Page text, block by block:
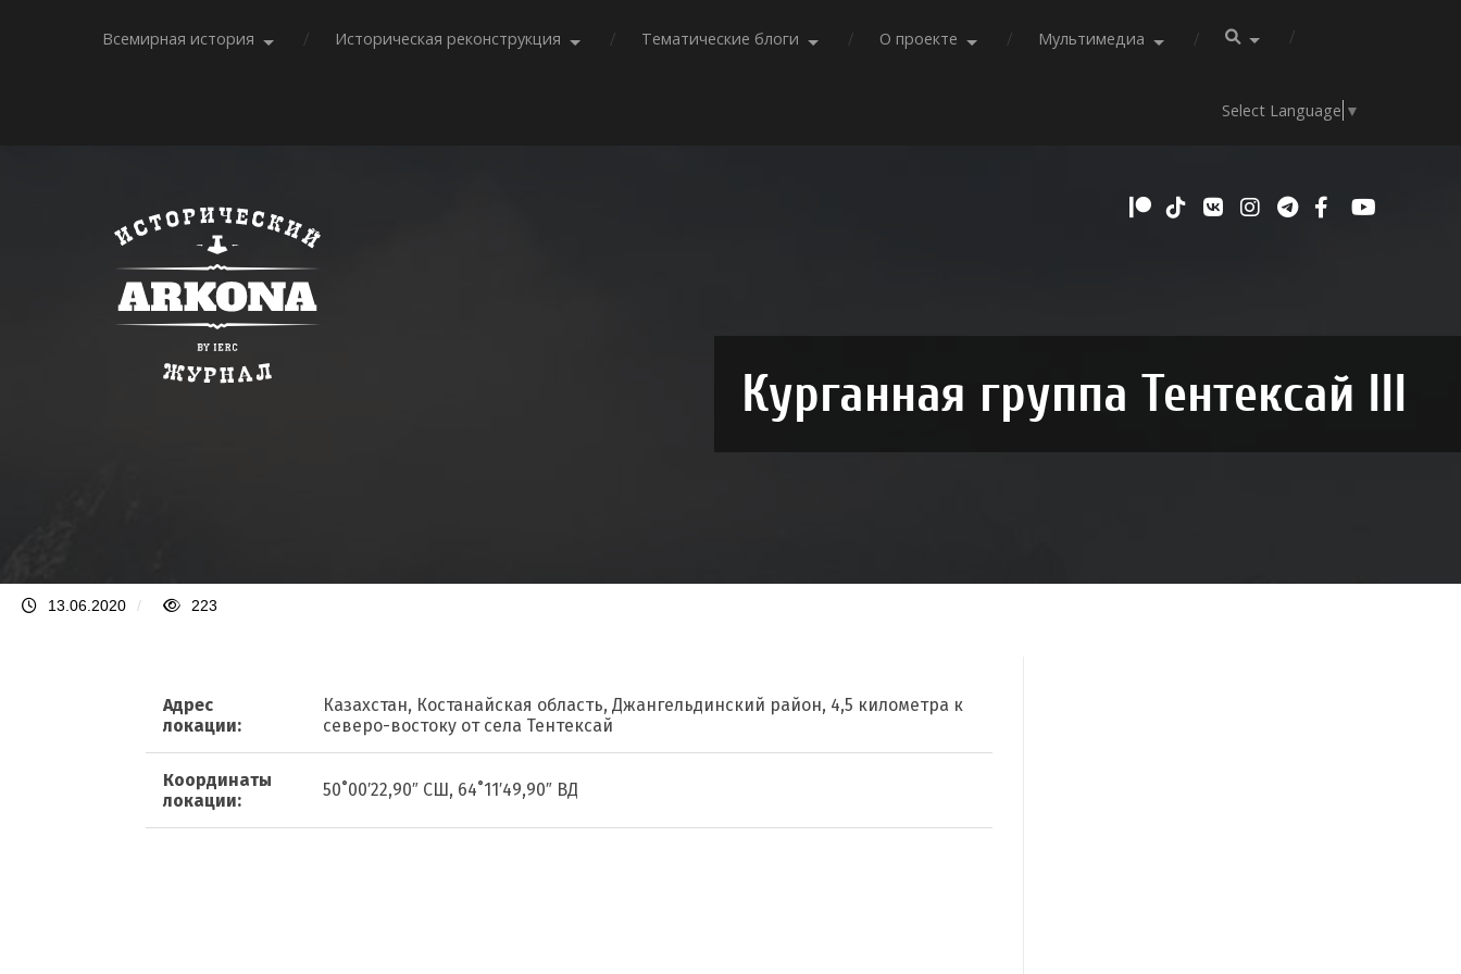
Всемирная история Историческая реконструкция Тематические блоги О проекте Мультимедиа
Select Language ▼
Курганная группа Тентексай III
13.06.2020 / 223
Адрес
локации:
Казахстан, Костанайская область, Джангельдинский район, 4,5 километра к
северо-востоку от села Тентексай
Координаты
локации:
50˚00′22,90″ СШ, 64˚11′49,90″ ВД